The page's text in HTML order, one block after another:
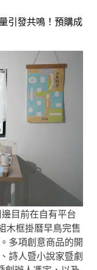
引發共鳴！預購成
邊目前在自有平台
木框掛曆早鳥完售
多項創意商品的開
詩人暨小說家暨劇